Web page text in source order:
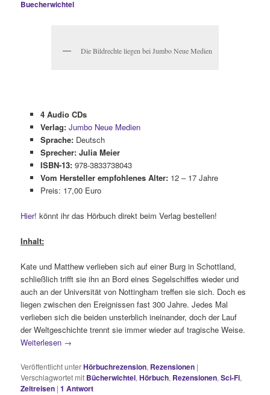
Buecherwichtel
Die Bildrechte liegen bei Jumbo Neue Medien
4 Audio CDs
Verlag: Jumbo Neue Medien
Sprache:Deutsch
Sprecher: Julia Meier
ISBN-13:978-3833738043
Vom Hersteller empfohlenes Alter:12 – 17 Jahre
Preis: 17,00 Euro
Hier! könnt ihr das Hörbuch direkt beim Verlag bestellen!
Inhalt:
Kate und Matthew verlieben sich auf einer Burg in Schottland,
schließlich trifft sie ihn an Bord eines Segelschiffes wieder und
auch an der Universität von Nottingham treffen sie sich. Doch es
liegen zwischen den Ereignissen fast 300 Jahre. Jedes Mal
verlieben sich die beiden unsterblich ineinander, doch der Lauf
der Weltgeschichte trennt sie immer wieder auf tragische Weise.
Weiterlesen →
Veröffentlicht unterHörbuchrezension, Rezensionen |
Verschlagwortet mit Bücherwichtel,Hörbuch, Rezensionen,Sci-Fi,
Zeitreisen |1 Antwort